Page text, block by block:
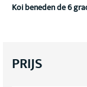
Koi beneden de 6
PRIJS